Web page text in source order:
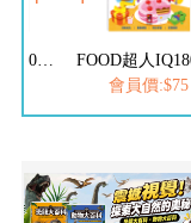
會員價:$75